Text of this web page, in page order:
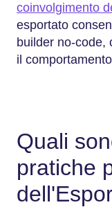
coinvolgimento
esportato
builder no-code,
il
Quali
pratiche